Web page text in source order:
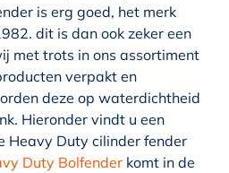
is erg goed, het merk
dit is dan ook zeker een
met trots in ons assortiment
verpakt en
deze op waterdichtheid
Hieronder vindt u een
Heavy Duty cilinder fender
Duty Bolfender komt in de